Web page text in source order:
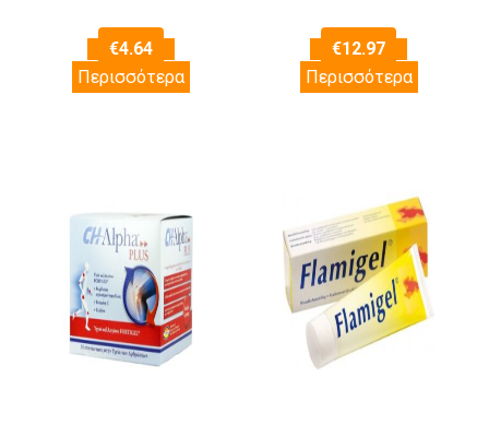
€4.64
Περισσότερα
€12.97
Περισσότερα